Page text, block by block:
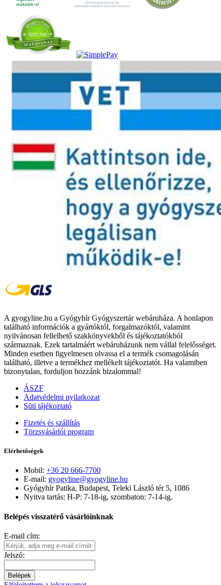
A gyogyline.hu a Gyógyhír Gyógyszertár webáruháza. A honlapon
található információk a gyártóktól, forgalmazóktól, valamint
nyilvánosan fellelhető szakkönyvekből és tájékoztatókból
származnak. Ezek tartalmáért webáruházunk nem vállal felelősséget.
Minden esetben figyelmesen olvassa el a termék csomagolásán
található, illetve a termékhez mellékelt tájékoztatót. Ha valamiben
bizonytalan, forduljon hozzánk bizalommal!
ÁSZF
Adatvédelmi nyilatkozat
Süti tájékoztató
Fizetés és szállítás
Törzsvásárlói program
Elérhetőségek
Mobil: +36 20 666-7700
E-mail: gyogyline@gyogyline.hu
Gyógyhír Patika, Budapest, Teleki László tér 5, 1086
Nyitva tartás: H-P: 7-18-ig, szombaton: 7-14-ig.
Belépés visszatérő vásárlóinknak
E-mail cím:
Jelszó:
Belépek